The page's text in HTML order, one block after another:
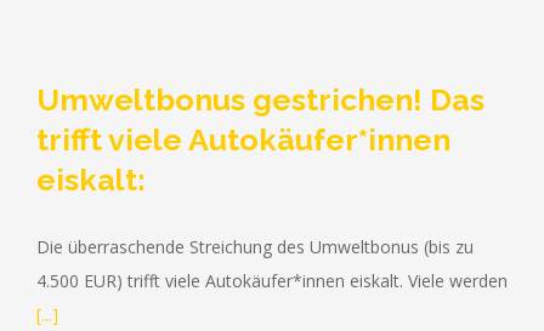
Umweltbonus gestrichen! Das
trifft viele Autokäufer*innen
eiskalt:
Die überraschende Streichung des Umweltbonus (bis zu
4.500 EUR) trifft viele Autokäufer*innen eiskalt. Viele werden
[...]